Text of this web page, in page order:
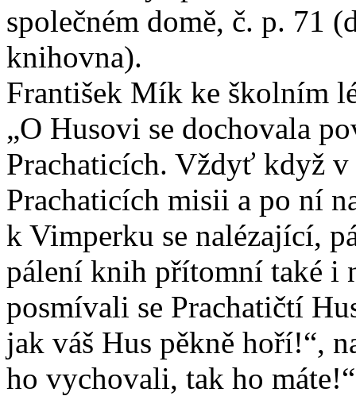
společném domě, č. p. 71
knihovna).
František Mík ke školním
„O Husovi se dochovala
Prachaticích. Vždyť když
Prachaticích misii a po ní
k Vimperku se nalézající,
pálení knih přítomní také i
posmívali se Prachatičtí
jak váš Hus pěkně hoří!“,
ho vychovali, tak ho máte!“